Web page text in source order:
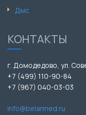
Дмс
КОНТАКТЫ
г. Домодедово, ул.
+7 (499) 110-90-84
+7 (967) 040-03-03
info@belarmed.ru